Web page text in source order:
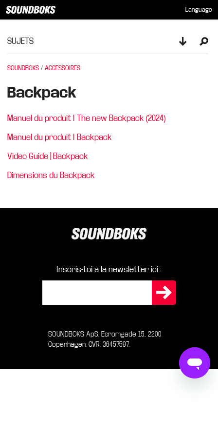
Language
SUJETS
Toggle
SOUNDBOKS ACCESSOIRES
Backpack
Manuel du produit I The new Backpack (2024)
Manuel du produit I Backpack
Vidéo Guide | Backpack
Dimensions du Backpack
Inscris-toi à la newsletter ici :
SOUNDBOKS ApS. Esromgade 15, 2200
Copenhagen. CVR: 36457597.